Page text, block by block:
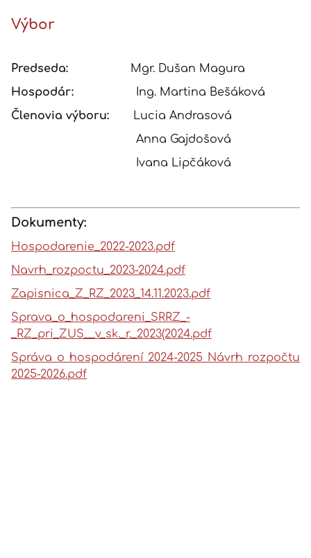
Výbor
Predseda: Mgr. Dušan Magura
Hospodár: Ing. Martina Bešáková
Členovia výboru: Lucia Andrasová
Anna Gajdošová
Ivana Lipčáková
Dokumenty:
Hospodarenie_2022-2023.pdf
Navrh_rozpoctu_2023-2024.pdf
Zapisnica_Z_RZ_2023_14.11.2023.pdf
Sprava_o_hospodareni_SRRZ_-
_RZ_pri_ZUS__v_sk._r._2023(2024.pdf
Správa o hospodárení 2024-2025 Návrh rozpočtu
2025-2026.pdf